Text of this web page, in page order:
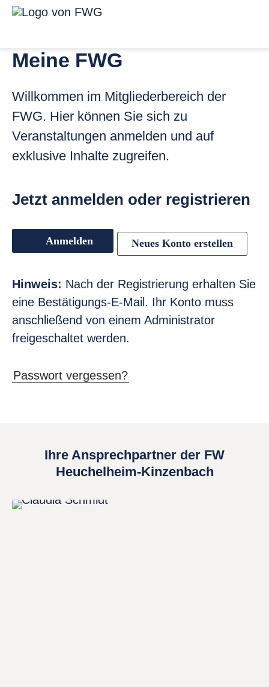
Zum Inhalt springen
Meine FWG
Willkommen im Mitgliederbereich der
FWG. Hier können Sie sich zu
Veranstaltungen anmelden und auf
exklusive Inhalte zugreifen.
Jetzt anmelden oder registrieren
Anmelden Neues Konto erstellen
Hinweis: Nach der Registrierung erhalten Sie
eine Bestätigungs-E-Mail. Ihr Konto muss
anschließend von einem Administrator
freigeschaltet werden.
Passwort vergessen?
Ihre Ansprechpartner der FW
Heuchelheim-Kinzenbach